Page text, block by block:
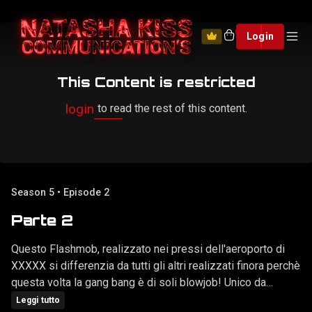
Login
This Content is restricted
login to read the rest of this content.
Season 5 • Episode 2
Parte 2
Questo Flashmob, realizzato nei pressi dell'aeroporto di
XXXXX si differenzia da tutti gli altri realizzati finora perchè
questa volta la gang bang è di soli blowjob! Unico da
meritarsi un titolo a se: "Birthwatching". E secondo voi
Leggi tutto